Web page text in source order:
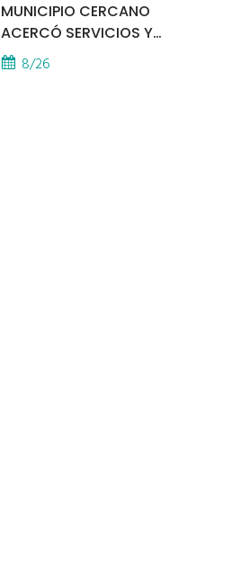
MUNICIPIO CERCANO
ACERCÓ SERVICIOS Y
ATENCIÓN A LOS
VECINOS EL
8/26